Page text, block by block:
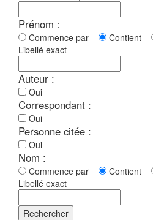
Prénom :
Commence par Contient
Libellé exact
Auteur :
Oui
Correspondant :
Oui
Personne citée :
Oui
Nom :
Commence par Contient
Libellé exact
Rechercher